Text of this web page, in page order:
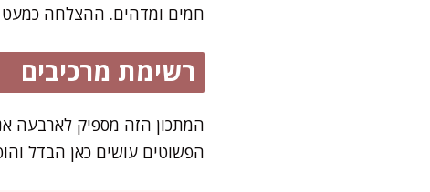
חמים ומדהים. ההצלחה
רשימת מרכיבים
המתכון הזה מספיק לארבעה
הפשוטים עושים כאן הבדל